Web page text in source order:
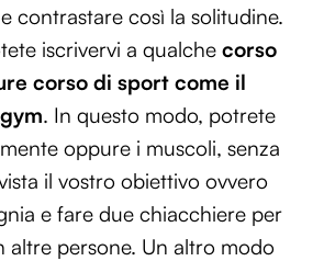
contrastare così la solitudine.
iscrivervi a qualche corso
corso di sport come il
. In questo modo, potrete
oppure i muscoli, senza
il vostro obiettivo ovvero
e fare due chiacchiere per
altre persone. Un altro modo